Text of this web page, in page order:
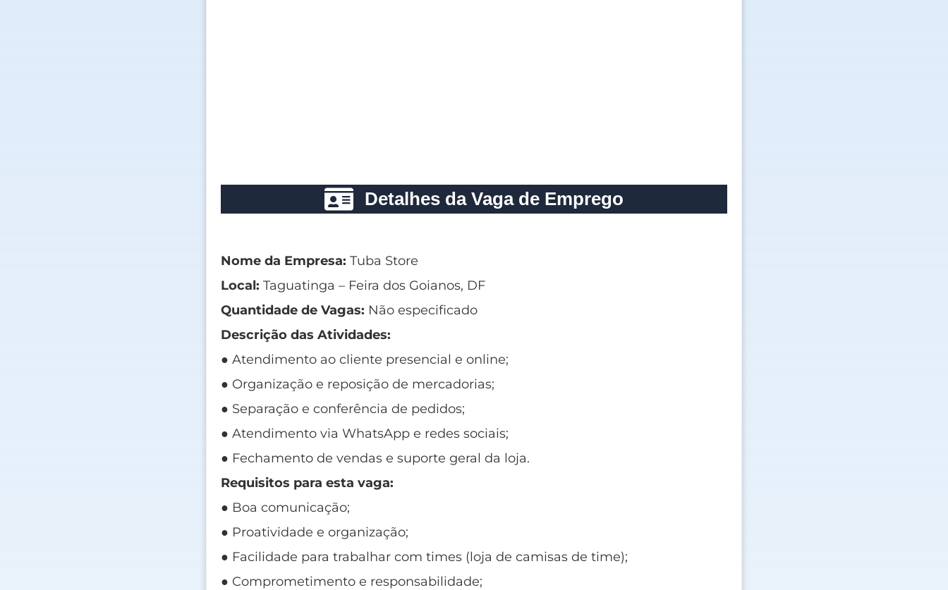
Detalhes da Vaga de Emprego
Nome da Empresa: Tuba Store
Local: Taguatinga – Feira dos Goianos, DF
Quantidade de Vagas: Não especificado
Descrição das Atividades:
● Atendimento ao cliente presencial e online;
● Organização e reposição de mercadorias;
● Separação e conferência de pedidos;
● Atendimento via WhatsApp e redes sociais;
● Fechamento de vendas e suporte geral da loja.
Requisitos para esta vaga:
● Boa comunicação;
● Proatividade e organização;
● Facilidade para trabalhar com times (loja de camisas de time);
● Comprometimento e responsabilidade;